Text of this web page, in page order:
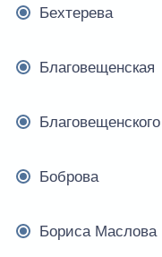
Бехтерева
Благовещенская
Благовещенского
Боброва
Бориса Маслова